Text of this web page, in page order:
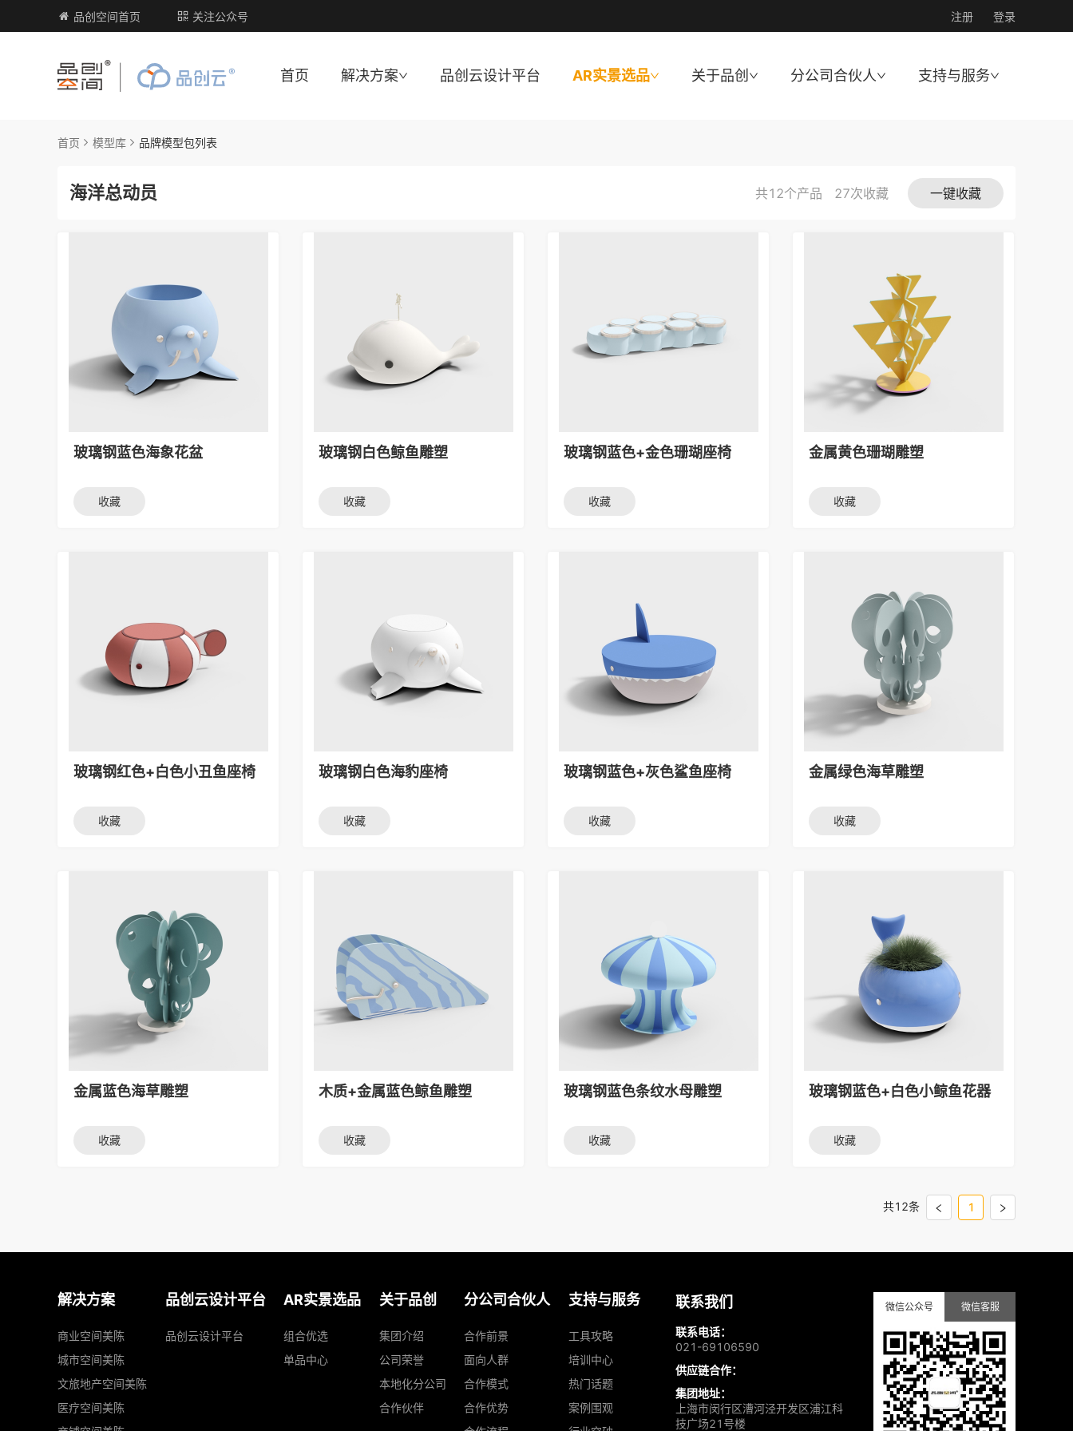
品创空间首页 关注公众号 注册 登录
首页 解决方案 品创云设计平台 AR实景选品 关于品创 分公司合伙人 支持与服务
首页 模型库 品牌模型包列表
海洋总动员 共12个产品 27次收藏 一键收藏
玻璃钢蓝色海象花盆
收藏
玻璃钢白色鲸鱼雕塑
收藏
玻璃钢蓝色+金色珊瑚座椅
收藏
金属黄色珊瑚雕塑
收藏
玻璃钢红色+白色小丑鱼座椅
收藏
玻璃钢白色海豹座椅
收藏
玻璃钢蓝色+灰色鲨鱼座椅
收藏
金属绿色海草雕塑
收藏
金属蓝色海草雕塑
收藏
木质+金属蓝色鲸鱼雕塑
收藏
玻璃钢蓝色条纹水母雕塑
收藏
玻璃钢蓝色+白色小鲸鱼花器
收藏
共12条 1
解决方案
商业空间美陈
城市空间美陈
文旅地产空间美陈
医疗空间美陈
品创云设计平台
品创云设计平台
AR实景选品
组合优选
单品中心
关于品创
集团介绍
公司荣誉
本地化分公司
合作伙伴
分公司合伙人
合作前景
面向人群
合作模式
合作优势
支持与服务
工具攻略
培训中心
热门话题
案例围观
联系我们
联系电话：
021-69106590
供应链合作：
集团地址：
上海市闵行区漕河泾开发区浦江科
技广场21号楼
微信公众号 微信客服